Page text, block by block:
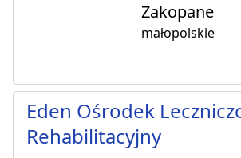
Zakopane
małopolskie
Eden Ośrodek
Rehabilitacyjny